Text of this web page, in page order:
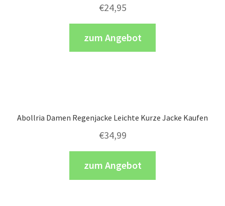
€24,95
zum Angebot
Abollria Damen Regenjacke Leichte Kurze Jacke Kaufen
€34,99
zum Angebot